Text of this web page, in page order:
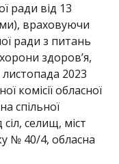
ради від 13
враховуючи
ради з питань
здоров’я,
2023
комісії обласної
спільної
селищ, міст
№ 40/4, обласна